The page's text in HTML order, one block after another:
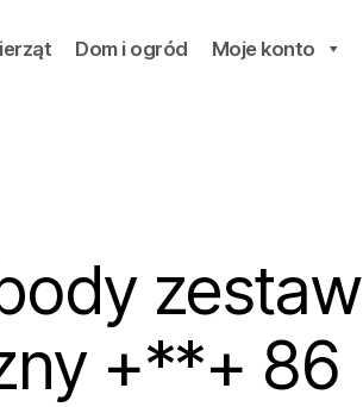
Dom i ogród
Moje konto
zestaw
+**+ 86